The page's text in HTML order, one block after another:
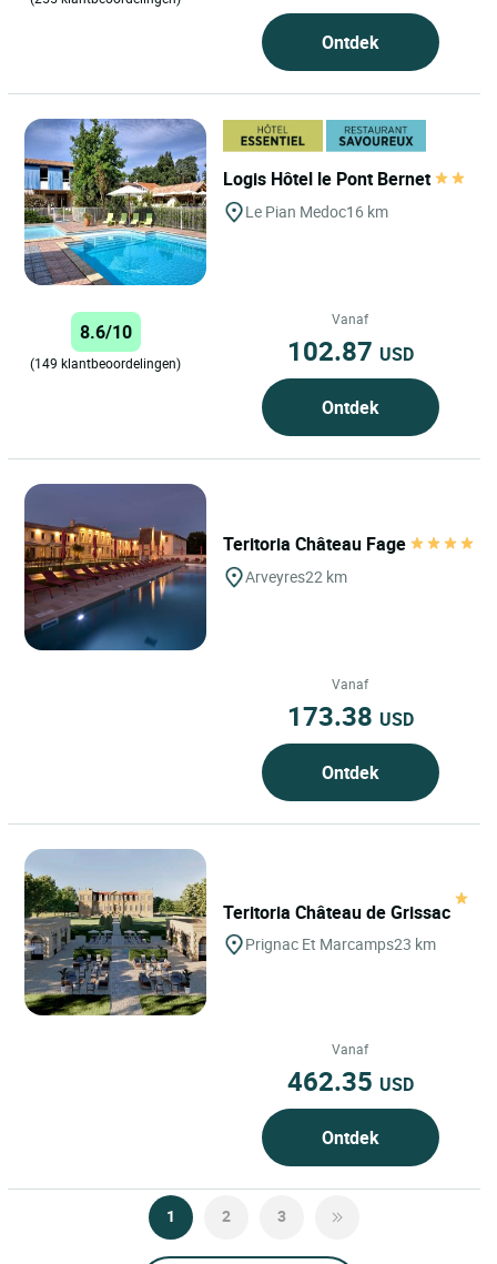
Ontdek
Logis Hôtel le Pont Bernet
Le Pian Medoc16 km
8.6/10
(149 klantbeoordelingen)
Vanaf
102.87 USD
Ontdek
Teritoria Château Fage
Arveyres22 km
Vanaf
173.38 USD
Ontdek
Teritoria Château de Grissac
Prignac Et Marcamps23 km
Vanaf
462.35 USD
Ontdek
1 2 3